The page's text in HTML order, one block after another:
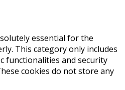
essential for the
This category only includes
functionalities and security
cookies do not store any